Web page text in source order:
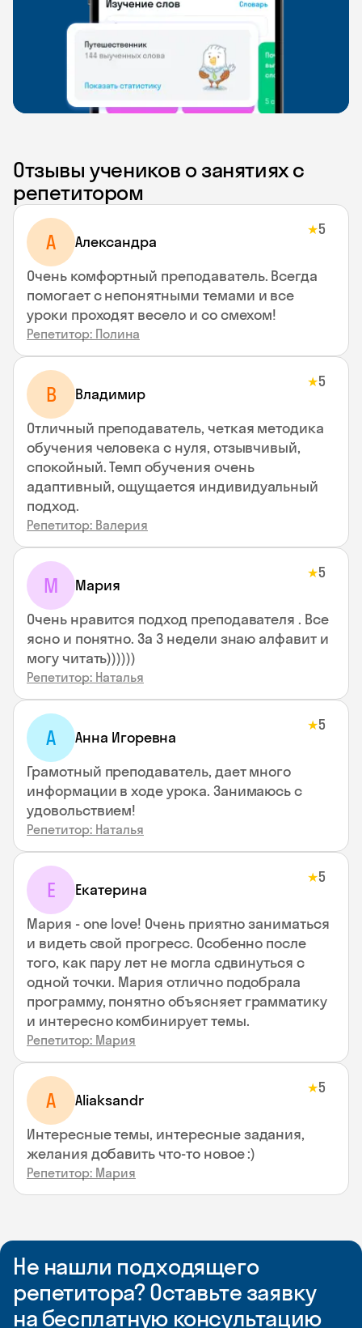
Отзывы учеников о занятиях с
репетитором
A Aлександра
★5
Очень комфортный преподаватель. Всегда
помогает с непонятными темами и все
уроки проходят весело и со смехом!
Репетитор: Полина
В Владимир
★5
Отличный преподаватель, четкая методика
обучения человека с нуля, отзывчивый,
спокойный. Темп обучения очень
адаптивный, ощущается индивидуальный
подход.
Репетитор: Валерия
М Мария
★5
Очень нравится подход преподавателя . Все
ясно и понятно. За 3 недели знаю алфавит и
могу читать))))))
Репетитор: Наталья
А Анна Игоревна
★5
Грамотный преподаватель, дает много
информации в ходе урока. Занимаюсь с
удовольствием!
Репетитор: Наталья
Е Екатерина
★5
Мария - one love! Очень приятно заниматься
и видеть свой прогресс. Особенно после
того, как пару лет не могла сдвинуться с
одной точки. Мария отлично подобрала
программу, понятно объясняет грамматику
и интересно комбинирует темы.
Репетитор: Мария
A Aliaksandr
★5
Интересные темы, интересные задания,
желания добавить что-то новое :)
Репетитор: Мария
Не нашли подходящего
репетитора? Оставьте заявку
на бесплатную консультацию